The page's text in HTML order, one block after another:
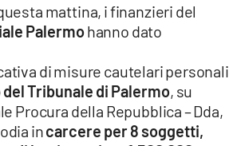
mattina, i finanzieri del
Palermohanno dato
di misure cautelari personali
del Tribunale di Palermo, su
Procura della Repubblica – Dda,
incarcere per 8 soggetti,